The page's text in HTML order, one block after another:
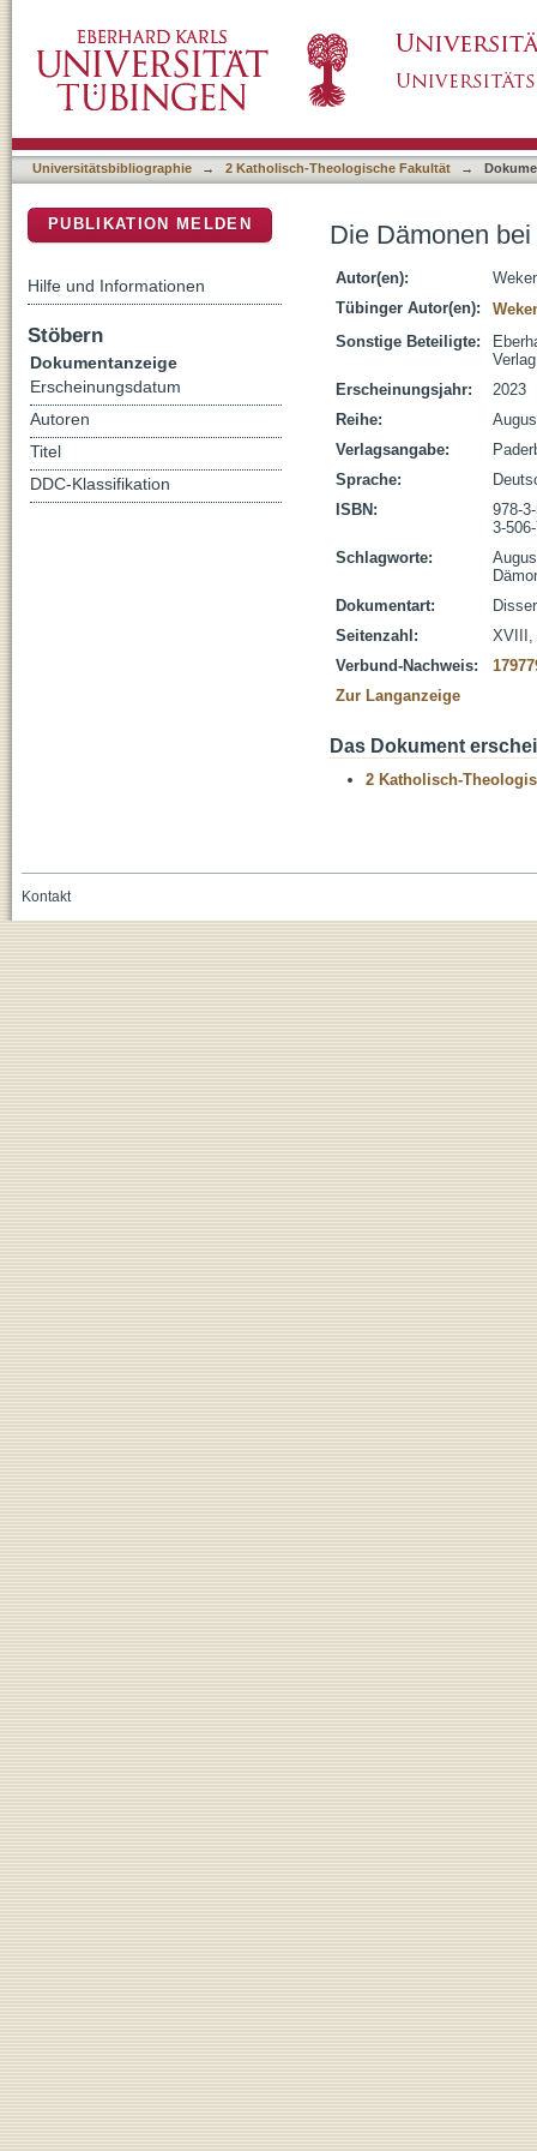
Universitätsbibliographie → 2 Katholisch-Theologische Fakultät →
Die Dämonen
Autor(en):
Tübinger Autor(en):
Sonstige Beteiligte:
Erscheinungsjahr:
2023
Reihe:
Verlagsangabe:
Sprache:
ISBN:
978-
3-
Schlagworte:
Dokumentart:
Seitenzahl:
XVIII,
Verbund-Nachweis:
Zur Langanzeige
Das Dokument
2 Katholisch-
PUBLIKATION MELDEN
Hilfe und Informationen
Stöbern
Dokumentanzeige
Erscheinungsdatum
Autoren
Titel
DDC-Klassifikation
Kontakt